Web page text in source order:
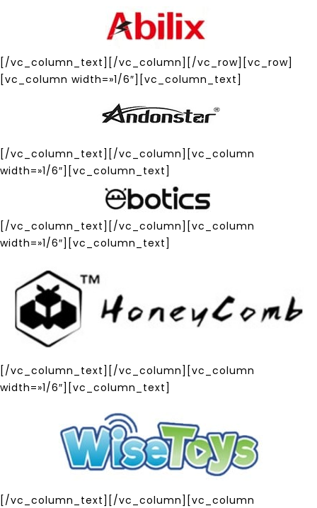
[/vc_column_text][/vc_column][/vc_row][vc_row]
[vc_column width=»1/6″][vc_column_text]
[/vc_column_text][/vc_column][vc_column
width=»1/6″][vc_column_text]
[/vc_column_text][/vc_column][vc_column
width=»1/6″][vc_column_text]
[/vc_column_text][/vc_column][vc_column
width=»1/6″][vc_column_text]
[/vc_column_text][/vc_column][vc_column